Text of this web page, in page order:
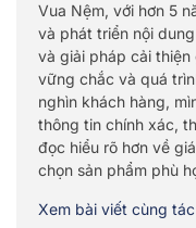
Vua Nệm, với hơn 5
và phát triển nội
và giải pháp cải
vững chắc và quá
nghìn khách hàng,
thông tin chính xác,
đọc hiểu rõ hơn về
chọn sản phẩm phù
Xem bài viết cùng